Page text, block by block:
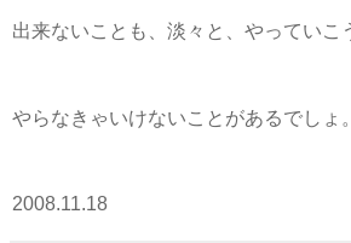
出来ないことも、淡々と、やっていこ
やらなきゃいけないことがあるでしょ。
2008.11.18